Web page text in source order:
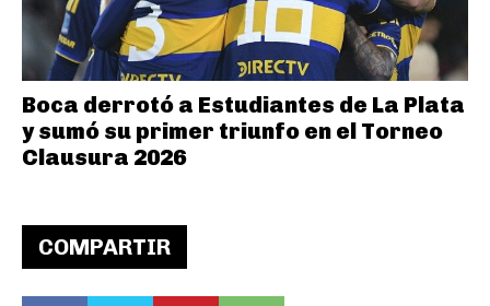
COMPARTIR
Boca derrotó a Estudiantes de La Plata
y sumó su primer triunfo en el Torneo
Clausura 2026